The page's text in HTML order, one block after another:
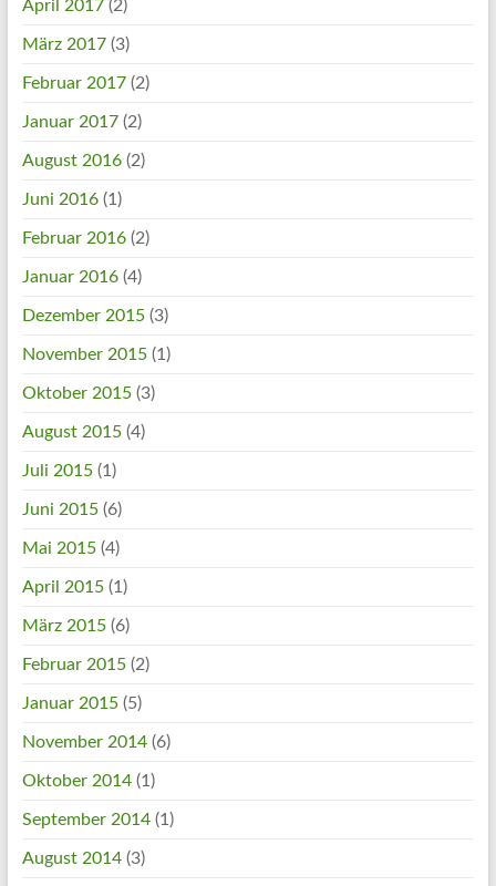
April 2017(2)
März 2017(3)
Februar 2017(2)
Januar 2017(2)
August 2016(2)
Juni 2016(1)
Februar 2016(2)
Januar 2016(4)
Dezember 2015(3)
November 2015(1)
Oktober 2015(3)
August 2015(4)
Juli 2015(1)
Juni 2015(6)
Mai 2015(4)
April 2015(1)
März 2015(6)
Februar 2015(2)
Januar 2015(5)
November 2014(6)
Oktober 2014(1)
September 2014(1)
August 2014(3)